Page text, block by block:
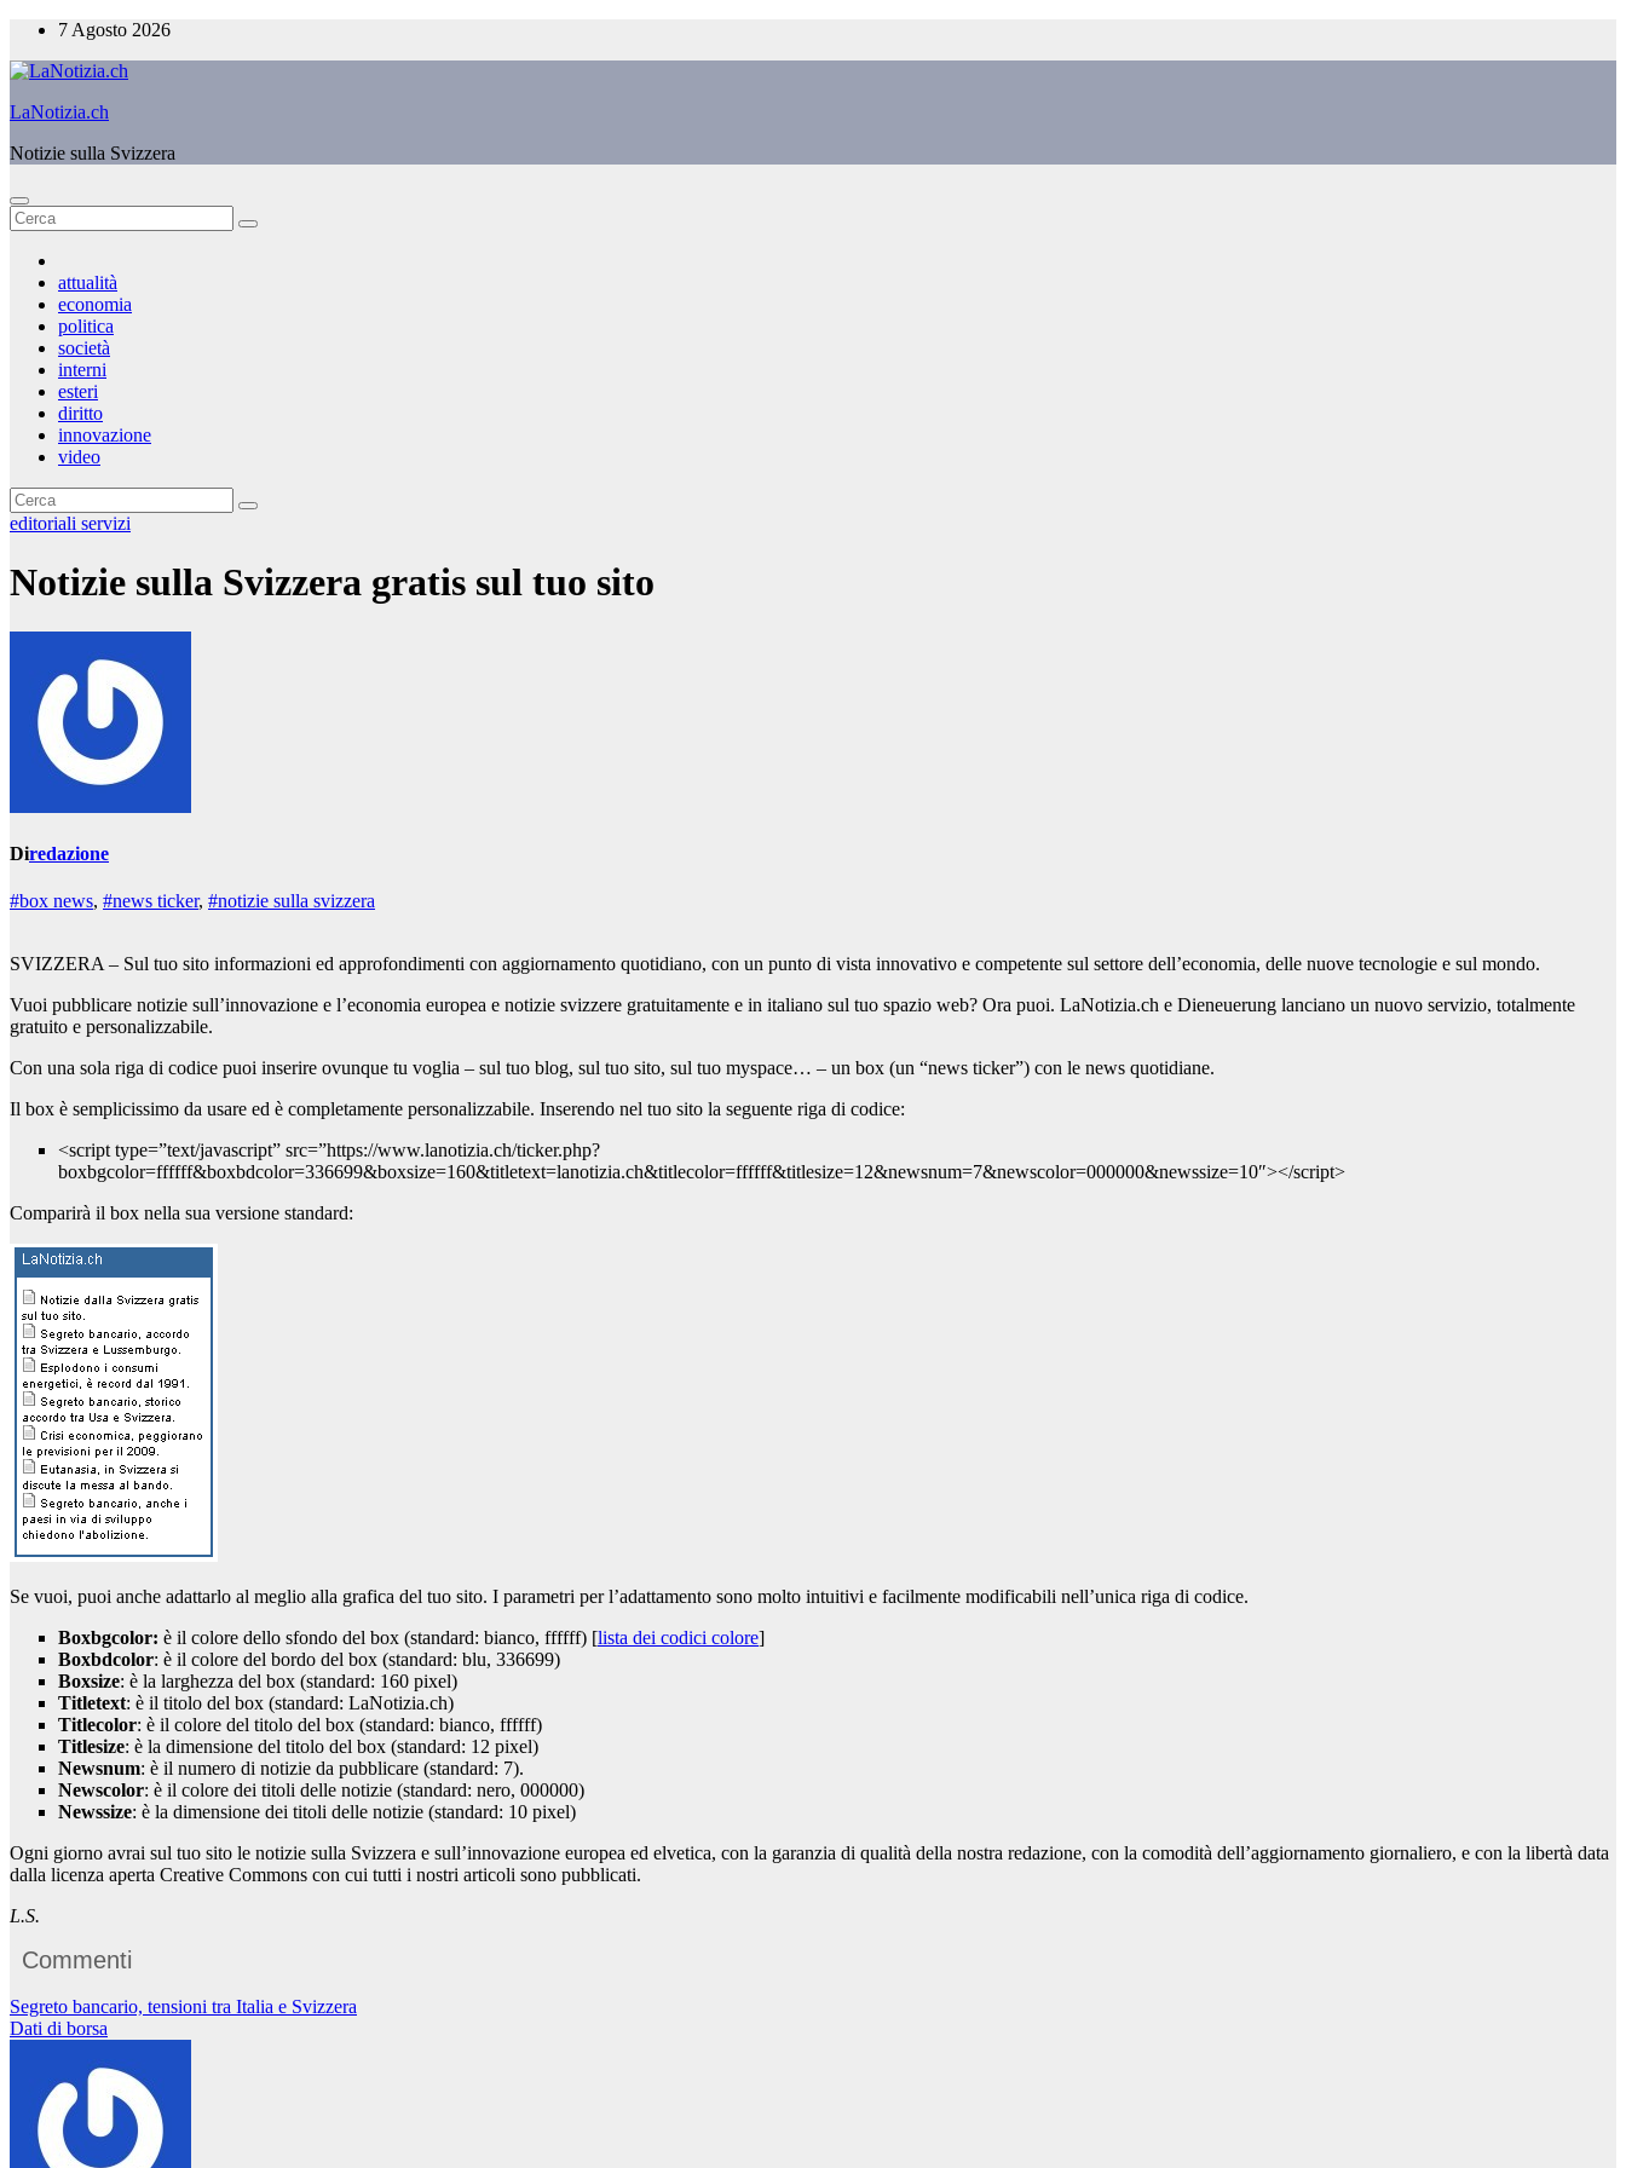
Salta
contenuto
7 Agosto 2026
LaNotizia.ch
Notizie sulla Svizzera
attualità
economia
politica
società
interni
esteri
diritto
innovazione
video
editoriali servizi
Notizie sulla Svizzera gratis sul tuo sito
Diredazione
#box news, #news ticker, #notizie sulla svizzera
SVIZZERA – Sul tuo sito informazioni ed approfondimenti con aggiornamento quotidiano, con un punto di vista innovativo e competente sul settore dell’economia, delle nuove tecnologie e sul mondo.
Vuoi pubblicare notizie sull’innovazione e l’economia europea e notizie svizzere gratuitamente e in italiano sul tuo spazio web? Ora puoi. LaNotizia.ch e Dieneuerung lanciano un nuovo servizio, totalmente
gratuito e personalizzabile.
Con una sola riga di codice puoi inserire ovunque tu voglia – sul tuo blog, sul tuo sito, sul tuo myspace… – un box (un “news ticker”) con le news quotidiane.
Il box è semplicissimo da usare ed è completamente personalizzabile. Inserendo nel tuo sito la seguente riga di codice:
<script type=”text/javascript” src=”https://www.lanotizia.ch/ticker.php?
boxbgcolor=ffffff&boxbdcolor=336699&boxsize=160&titletext=lanotizia.ch&titlecolor=ffffff&titlesize=12&newsnum=7&newscolor=000000&newssize=10″></script>
Comparirà il box nella sua versione standard:
Se vuoi, puoi anche adattarlo al meglio alla grafica del tuo sito. I parametri per l’adattamento sono molto intuitivi e facilmente modificabili nell’unica riga di codice.
Boxbgcolor: è il colore dello sfondo del box (standard: bianco, ffffff) [lista dei codici colore]
Boxbdcolor: è il colore del bordo del box (standard: blu, 336699)
Boxsize: è la larghezza del box (standard: 160 pixel)
Titletext: è il titolo del box (standard: LaNotizia.ch)
Titlecolor: è il colore del titolo del box (standard: bianco, ffffff)
Titlesize: è la dimensione del titolo del box (standard: 12 pixel)
Newsnum: è il numero di notizie da pubblicare (standard: 7).
Newscolor: è il colore dei titoli delle notizie (standard: nero, 000000)
Newssize: è la dimensione dei titoli delle notizie (standard: 10 pixel)
Ogni giorno avrai sul tuo sito le notizie sulla Svizzera e sull’innovazione europea ed elvetica, con la garanzia di qualità della nostra redazione, con la comodità dell’aggiornamento giornaliero, e con la libertà data
dalla licenza aperta Creative Commons con cui tutti i nostri articoli sono pubblicati.
L.S.
Commenti
Navigazione
articoli
Segreto bancario, tensioni tra Italia e Svizzera
Dati di borsa